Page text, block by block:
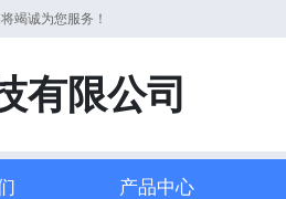
竭诚为您服务！
有限公司
产品中心